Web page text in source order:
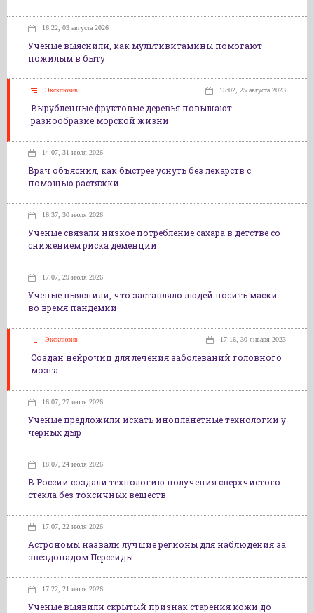
16:22, 03 августа 2026
Ученые выяснили, как мультивитамины помогают
пожилым в быту
Эксклюзив 15:02, 25 августа 2023
Вырубленные фруктовые деревья повышают
разнообразие морской жизни
14:07, 31 июля 2026
Врач объяснил, как быстрее уснуть без лекарств с
помощью растяжки
16:37, 30 июля 2026
Ученые связали низкое потребление сахара в детстве со
снижением риска деменции
17:07, 29 июля 2026
Ученые выяснили, что заставляло людей носить маски
во время пандемии
Эксклюзив 17:16, 30 января 2023
Создан нейрочип для лечения заболеваний головного
мозга
16:07, 27 июля 2026
Ученые предложили искать инопланетные технологии у
черных дыр
18:07, 24 июля 2026
В России создали технологию получения сверхчистого
стекла без токсичных веществ
17:07, 22 июля 2026
Астрономы назвали лучшие регионы для наблюдения за
звездопадом Персеиды
17:22, 21 июля 2026
Ученые выявили скрытый признак старения кожи до